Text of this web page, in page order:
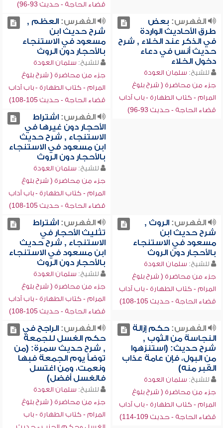
قضاء الحاجة - حديث 93-96)
الفهرس: بعض
طرق الأحاديث الواردة
في الذكر عند الخلاء , شرح
حديث أنس في دعاء
دخول الخلاء
للشيخ: سلمان العودة
جزء من محاضرة ( شرح بلوغ
المرام - كتاب الطهارة - باب آداب
قضاء الحاجة - حديث 93-96)
الفهرس:العظم ,
شرح حديث ابن
مسعود في الاستنجاء
بالأحجار دون الروث
للشيخ: سلمان العودة
جزء من محاضرة ( شرح بلوغ
المرام - كتاب الطهارة - باب آداب
قضاء الحاجة - حديث 105-108)
الفهرس:اشتراط
الأحجار دون غيرها في
الاستنجاء , شرح حديث
ابن مسعود في الاستنجاء
بالأحجار دون الروث
للشيخ: سلمان العودة
جزء من محاضرة ( شرح بلوغ
المرام - كتاب الطهارة - باب آداب
قضاء الحاجة - حديث 105-108)
الفهرس:الروث ,
شرح حديث ابن
مسعود في الاستنجاء
بالأحجار دون الروث
للشيخ: سلمان العودة
جزء من محاضرة ( شرح بلوغ
المرام - كتاب الطهارة - باب آداب
قضاء الحاجة - حديث 105-108)
الفهرس:اشتراط
تثليث الأحجار في
الاستنجاء , شرح حديث
ابن مسعود في الاستنجاء
بالأحجار دون الروث
للشيخ: سلمان العودة
جزء من محاضرة ( شرح بلوغ
المرام - كتاب الطهارة - باب آداب
قضاء الحاجة - حديث 105-108)
الفهرس:حكم إزالة
النجاسة من الثوب ,
شرح حديث: (استنزهوا
من البول، فإن عامة عذاب
القبر منه)
للشيخ: سلمان العودة
جزء من محاضرة ( شرح بلوغ
المرام - كتاب الطهارة - باب آداب
قضاء الحاجة - حديث 109-114)
الفهرس:الراجح في
حكم الغسل للجمعة
, شرح حديث سمرة: (من
توضأ يوم الجمعة فبها
ونعمت، ومن اغتسل
فالغسل أفضل)
للشيخ: سلمان العودة
جزء من محاضرة ( شرح بلوغ
المرام - كتاب الطهارة - باب